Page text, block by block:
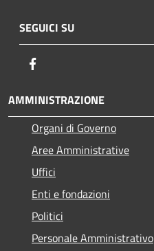
SEGUICI SU
AMMINISTRAZIONE
Organi di Governo
Aree Amministrative
Uffici
Enti e fondazioni
Politici
Personale Amministrativo